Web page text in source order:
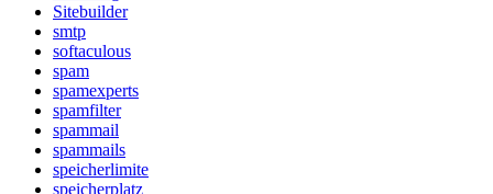
Sitebuilder
smtp
softaculous
spam
spamexperts
spamfilter
spammail
spammails
speicherlimite
speicherplatz